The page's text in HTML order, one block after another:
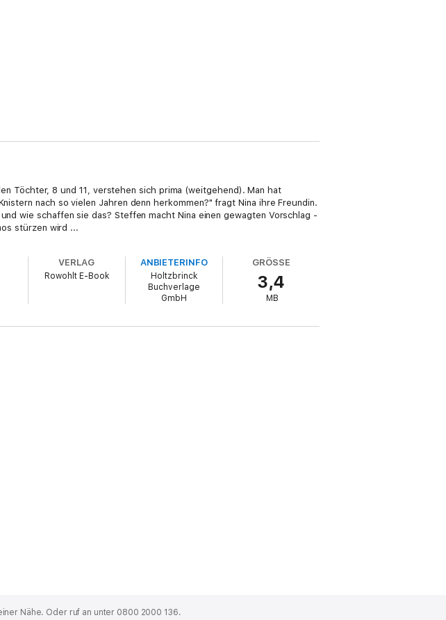
Töchter, 8 und 11, verstehen sich prima (weitgehend). Man hat
nach so vielen Jahren denn herkommen?" fragt Nina ihre Freundin.
wie schaffen sie das? Steffen macht Nina einen gewagten Vorschlag -
stürzen wird ...
VERLAG
Rowohlt E-Book
ANBIETERINFO
Holtzbrinck
Buchverlage
GmbH
GRÖSSE
3,4
MB
Nähe. Oder ruf an unter 0800 2000 136.